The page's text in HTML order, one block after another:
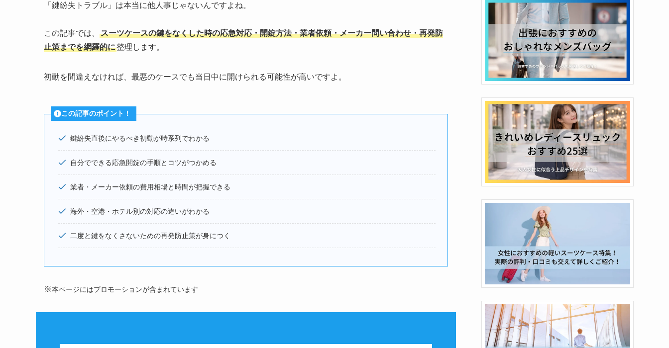
「鍵紛失トラブル」は本当に他人事じゃないんですよね。
この記事では、
スーツケースの鍵をなくした時の応急対応・開錠方法・業者依頼・メーカー問い合わせ・再発防
止策までを網羅的に整理します。
初動を間違えなければ、最悪のケースでも当日中に開けられる可能性が高いですよ。
この記事のポイント！
鍵紛失直後にやるべき初動が時系列でわかる
自分でできる応急開錠の手順とコツがつかめる
業者・メーカー依頼の費用相場と時間が把握できる
海外・空港・ホテル別の対応の違いがわかる
二度と鍵をなくさないための再発防止策が身につく
※本ページにはプロモーションが含まれています